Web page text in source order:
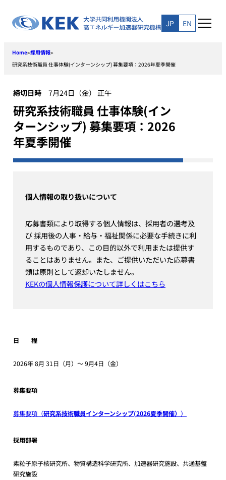
content
JP EN
Home>採用情報>
研究系技術職員 仕事体験(インターンシップ) 募集要項：2026年夏季開催
締切日時 7月24日（金） 正午
研究系技術職員 仕事体験(イン
ターンシップ) 募集要項：2026
年夏季開催
個人情報の取り扱いについて
応募書類により取得する個人情報は、採用者の選考及
び 採用後の人事・給与・福祉関係に必要な手続きに利
用するものであり、この目的以外で利用または提供す
ることはありません。また、ご提供いただいた応募書
類は原則として返却いたしません。
KEKの個人情報保護について詳しくはこちら
日 程
2026年 8月 31日（月）～ 9月4日（金）
募集要項
募集要項（研究系技術職員インターンシップ(2026夏季開催） ）
採用部署
素粒子原子核研究所、物質構造科学研究所、加速器研究施設、共通基盤
研究施設